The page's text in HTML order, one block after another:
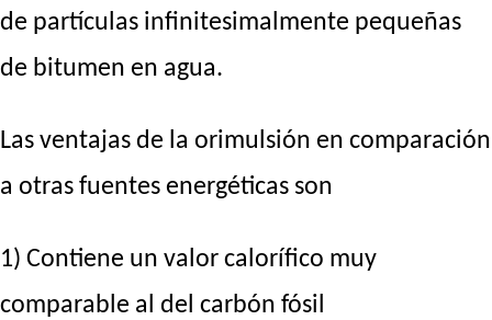
de partículas infinitesimalmente pequeñas
de bitumen en agua.
Las ventajas de la orimulsión en comparación
a otras fuentes energéticas son
1) Contiene un valor calorífico muy
comparable al del carbón fósil